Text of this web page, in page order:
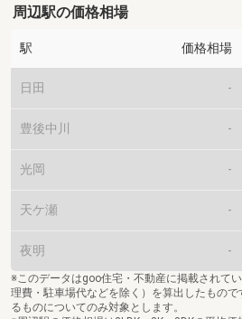
周辺駅の価格相場
駅 価格相場
日田 -
豊後中川 -
光岡 -
天ケ瀬 -
夜明 -
※このデータはgoo住宅・不動産に掲載されて
理費・駐車場代などを除く）を算出したもの
るものについてのみ対象とします。